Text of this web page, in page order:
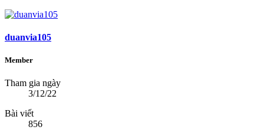
duanvia105
Member
Tham gia ngày
3/12/22
Bài viết
856